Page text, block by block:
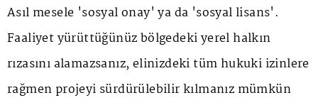
Asıl mesele 'sosyal onay' ya da 'sosyal lisans'.
Faaliyet yürüttüğünüz bölgedeki yerel halkın
rızasını alamazsanız, elinizdeki tüm hukuki izinlere
rağmen projeyi sürdürülebilir kılmanız mümkün